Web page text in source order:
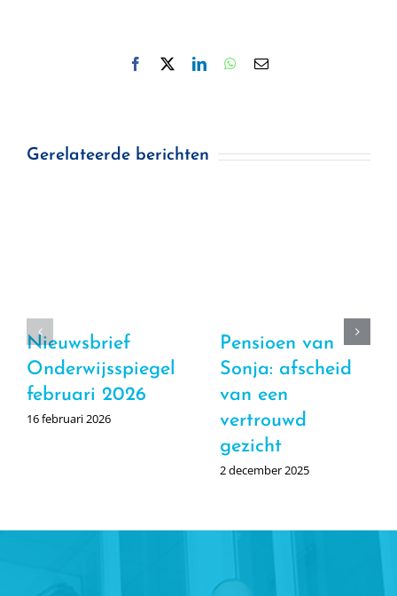
Facebook LinkedInWhatsApp
E-
Gerelateerde berichten
Nieuwsbrief
Onderwijsspiegel
februari 2026
16 februari 2026
Pensioen van
Sonja: afscheid
van een
vertrouwd
gezicht
2 december 2025